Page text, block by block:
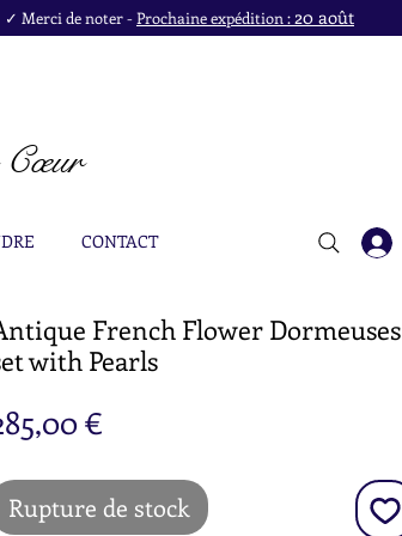
✓ Merci de noter -Prochaine expédition :20 août
CONTACT
French Flower Dormeuses
with Pearls
€
Rupture de stock